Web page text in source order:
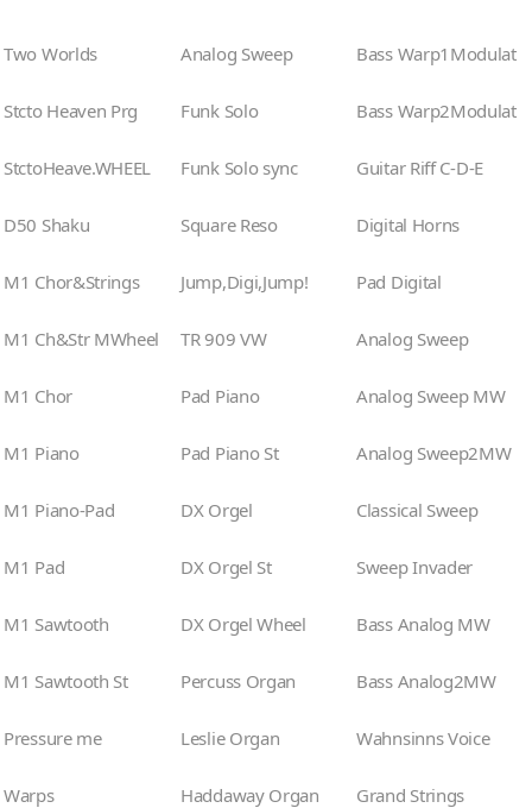
Two Worlds Analog Sweep Bass Warp1Modulat
Stcto Heaven Prg Funk Solo Bass Warp2Modulat
StctoHeave.WHEEL Funk Solo sync Guitar Riff C-D-E
D50 Shaku Square Reso Digital Horns
M1 Chor&Strings Jump,Digi,Jump! Pad Digital
M1 Ch&Str MWheel TR 909 VW Analog Sweep
M1 Chor Pad Piano Analog Sweep MW
M1 Piano Pad Piano St Analog Sweep2MW
M1 Piano-Pad DX Orgel Classical Sweep
M1 Pad DX Orgel St Sweep Invader
M1 Sawtooth DX Orgel Wheel Bass Analog MW
M1 Sawtooth St Percuss Organ Bass Analog2MW
Pressure me Leslie Organ Wahnsinns Voice
Warps Haddaway Organ Grand Strings